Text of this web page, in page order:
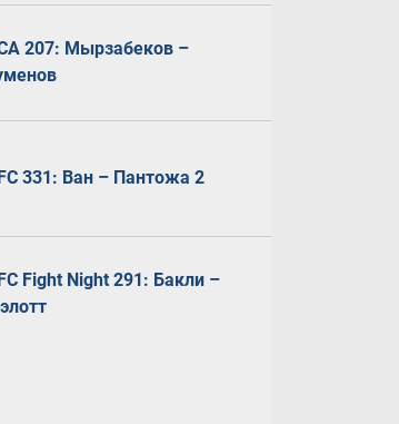
207: Мырзабеков –
331: Ван – Пантожа 2
Fight Night 291: Бакли –